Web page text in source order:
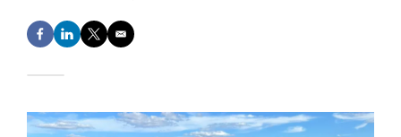
F
a
e
o
L
i
d
T
w
e
E
m